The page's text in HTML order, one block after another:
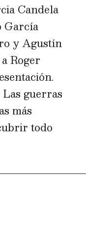
Candela
García
y Agustín
Roger
guerras
más
todo